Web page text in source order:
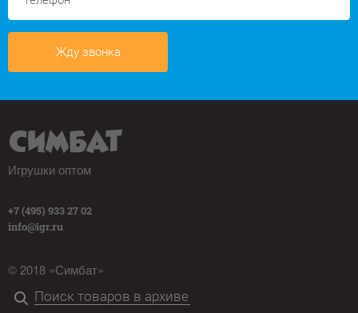
Жду звонка
Игрушки оптом
+7 (495) 933 27 02
info@igr.ru
© 2018 «Симбат»